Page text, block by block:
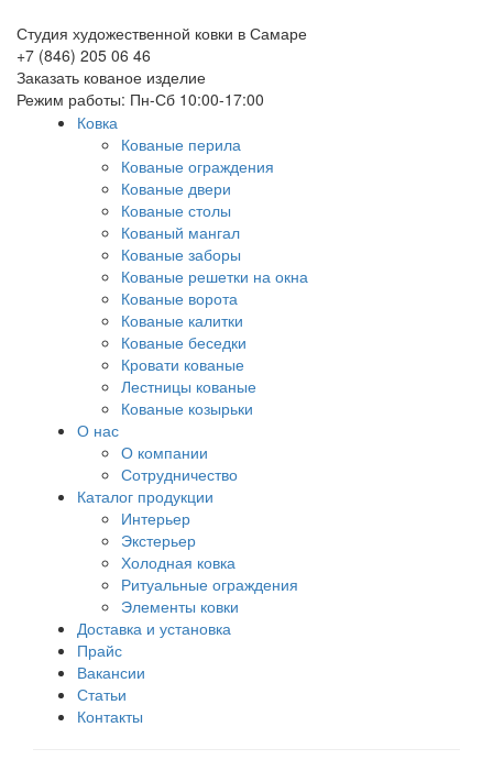
Студия художественной ковки в Самаре
+7 (846) 205 06 46
Заказать кованое изделие
Режим работы: Пн-Сб 10:00-17:00
Ковка
Кованые перила
Кованые ограждения
Кованые двери
Кованые столы
Кованый мангал
Кованые заборы
Кованые решетки на окна
Кованые ворота
Кованые калитки
Кованые беседки
Кровати кованые
Лестницы кованые
Кованые козырьки
О нас
О компании
Сотрудничество
Каталог продукции
Интерьер
Экстерьер
Холодная ковка
Ритуальные ограждения
Элементы ковки
Доставка и установка
Прайс
Вакансии
Статьи
Контакты